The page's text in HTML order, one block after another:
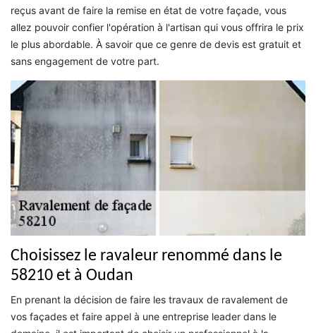
reçus avant de faire la remise en état de votre façade, vous
allez pouvoir confier l'opération à l'artisan qui vous offrira le prix
le plus abordable. À savoir que ce genre de devis est gratuit et
sans engagement de votre part.
Choisissez le ravaleur renommé dans le
58210 et à Oudan
En prenant la décision de faire les travaux de ravalement de
vos façades et faire appel à une entreprise leader dans le